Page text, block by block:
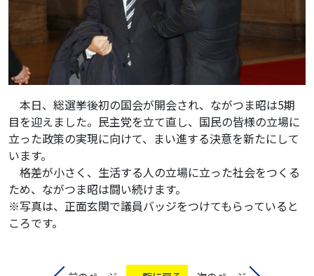
本日、総選挙後初の国会が開会され、ながつま昭は5期
目を迎えました。民主党を立て直し、国民の皆様の立場に
立った政策の実現に向けて、まい進する決意を新たにして
います。
格差が小さく、生活する人の立場に立った社会をつくる
ため、ながつま昭は闘い続けます。
※写真は、正面玄関で議員バッジをつけてもらっていると
ころです。